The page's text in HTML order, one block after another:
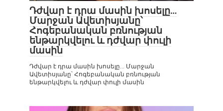
Դժվար է դրա մասին խոսելը…
Մարջան Ավետիսյանը՝
Հոգեբանական բռնության
ենթարկվելու և դժվար փուլի
մասին
Դժվար է դրա մասին խոսելը… Մարջան
Ավետիսյանը՝ Հոգեբանական բռնության
ենթարկվելու և դժվար փուլի մասին